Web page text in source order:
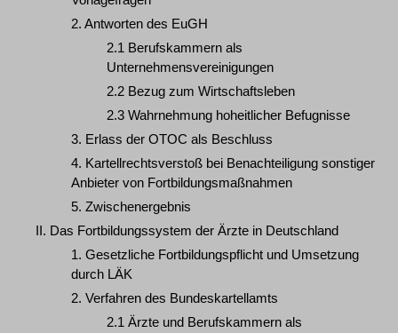
2. Antworten des EuGH
2.1 Berufskammern als
Unternehmensvereinigungen
2.2 Bezug zum Wirtschaftsleben
2.3 Wahrnehmung hoheitlicher Befugnisse
3. Erlass der OTOC als Beschluss
4. Kartellrechtsverstoß bei Benachteiligung sonstiger
Anbieter von Fortbildungsmaßnahmen
5. Zwischenergebnis
II. Das Fortbildungssystem der Ärzte in Deutschland
1. Gesetzliche Fortbildungspflicht und Umsetzung
durch LÄK
2. Verfahren des Bundeskartellamts
2.1 Ärzte und Berufskammern als